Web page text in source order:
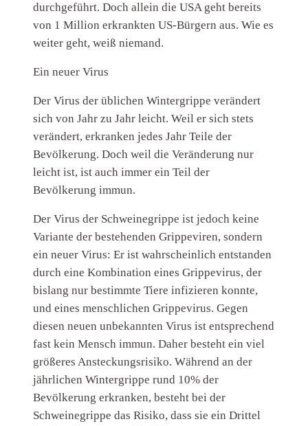
durchgeführt. Doch allein die USA geht bereits
von 1 Million erkrankten US-Bürgern aus. Wie es
weiter geht, weiß niemand.
Ein neuer Virus
Der Virus der üblichen Wintergrippe verändert
sich von Jahr zu Jahr leicht. Weil er sich stets
verändert, erkranken jedes Jahr Teile der
Bevölkerung. Doch weil die Veränderung nur
leicht ist, ist auch immer ein Teil der
Bevölkerung immun.
Der Virus der Schweinegrippe ist jedoch keine
Variante der bestehenden Grippeviren, sondern
ein neuer Virus: Er ist wahrscheinlich entstanden
durch eine Kombination eines Grippevirus, der
bislang nur bestimmte Tiere infizieren konnte,
und eines menschlichen Grippevirus. Gegen
diesen neuen unbekannten Virus ist entsprechend
fast kein Mensch immun. Daher besteht ein viel
größeres Ansteckungsrisiko. Während an der
jährlichen Wintergrippe rund 10% der
Bevölkerung erkranken, besteht bei der
Schweinegrippe das Risiko, dass sie ein Drittel